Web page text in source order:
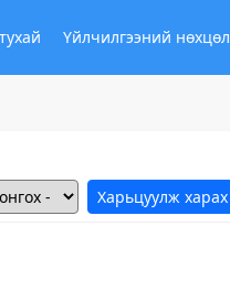
Үйлчилгээний нөхцөл